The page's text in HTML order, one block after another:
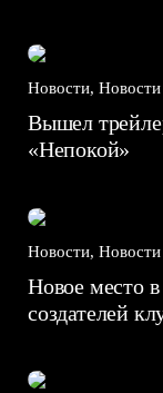
Новости,
Вышел
«Непокой»
Новости,
Новое место
создателей